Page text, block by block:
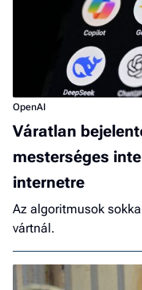
OpenAI
Váratlan
mesterséges
internetre
Az algoritmusok
vártnál.